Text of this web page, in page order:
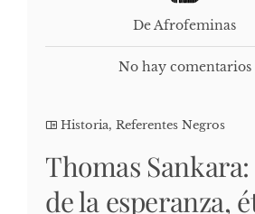
De Afrofeminas
No hay comentarios
Historia, Referentes Negros
Thomas
de la esperanza,